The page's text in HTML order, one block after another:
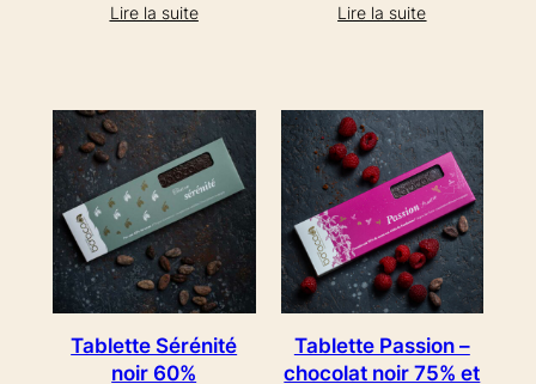
Lire la suite Lire la suite
Tablette Sérénité
noir 60%
Tablette Passion –
chocolat noir 75% et